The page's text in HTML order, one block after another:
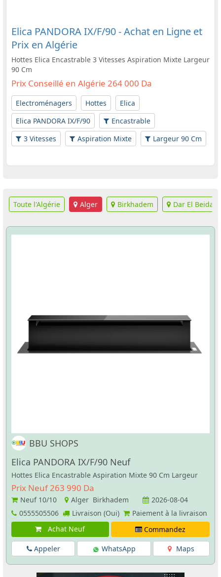
Elica PANDORA IX/F/90 - Achat en Ligne et
Prix en Algérie
Hottes Elica Encastrable 3 Vitesses Aspiration Mixte Largeur
90 Cm
Prix Conseillé en Algérie 264 000 Da
Electroménagers Hottes
Elica
Elica PANDORA IX/F/90
Encastrable
3 Vitesses
Aspiration Mixte Largeur 90 Cm
Toute l'Algérie Alger Birkhadem Dar El Beida
BBU SHOPS
Elica PANDORA IX/F/90 Neuf
Hottes Elica Encastrable Aspiration Mixte 90 Cm Largeur
Prix Neuf 263 990 Da
Neuf 10/10 Alger Birkhadem
2026-08-04
0555505506
Livraison (Oui)
Paiement à la livraison
Achat Neuf
Commandez
Appeler WhatsApp Maps